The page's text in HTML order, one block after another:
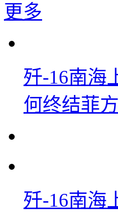
更多
歼-16南海
何终结菲方
歼-16南海